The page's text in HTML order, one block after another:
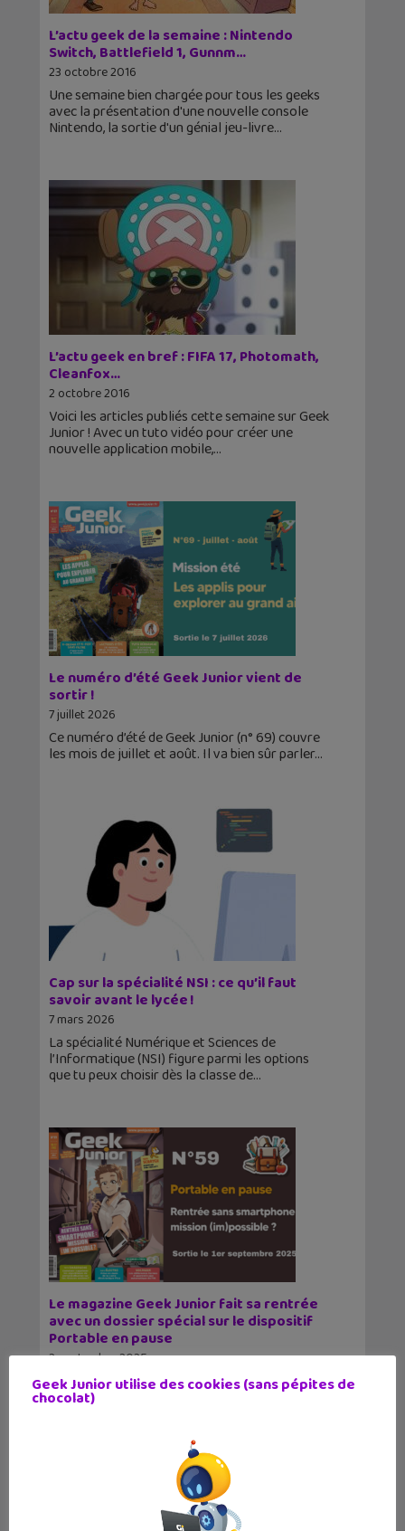
L’actu geek de la semaine : Nintendo
Switch, Battlefield 1, Gunnm…
23 octobre 2016
Une semaine bien chargée pour tous les geeks
avec la présentation d'une nouvelle console
Nintendo, la sortie d'un génial jeu-livre
L’actu geek en bref : FIFA 17, Photomath,
Cleanfox…
2 octobre 2016
Voici les articles publiés cette semaine sur Geek
Junior ! Avec un tuto vidéo pour créer une
nouvelle application mobile,
Le numéro d’été Geek Junior vient de
sortir !
7 juillet 2026
Ce numéro d’été de Geek Junior (n° 69) couvre
les mois de juillet et août. Il va bien sûr parler
Cap sur la spécialité NSI : ce qu’il faut
savoir avant le lycée !
7 mars 2026
La spécialité Numérique et Sciences de
l’Informatique (NSI) figure parmi les options
que tu peux choisir dès la classe de
Le magazine Geek Junior fait sa rentrée
avec un dossier spécial sur le dispositif
Portable en pause
2 septembre 2025
C'est la rentrée aussi pour le magazine Geek
Junior ! Dans ce numéro de septembre, on te
8 9
Geek Junior utilise des cookies (sans pépites de
chocolat)